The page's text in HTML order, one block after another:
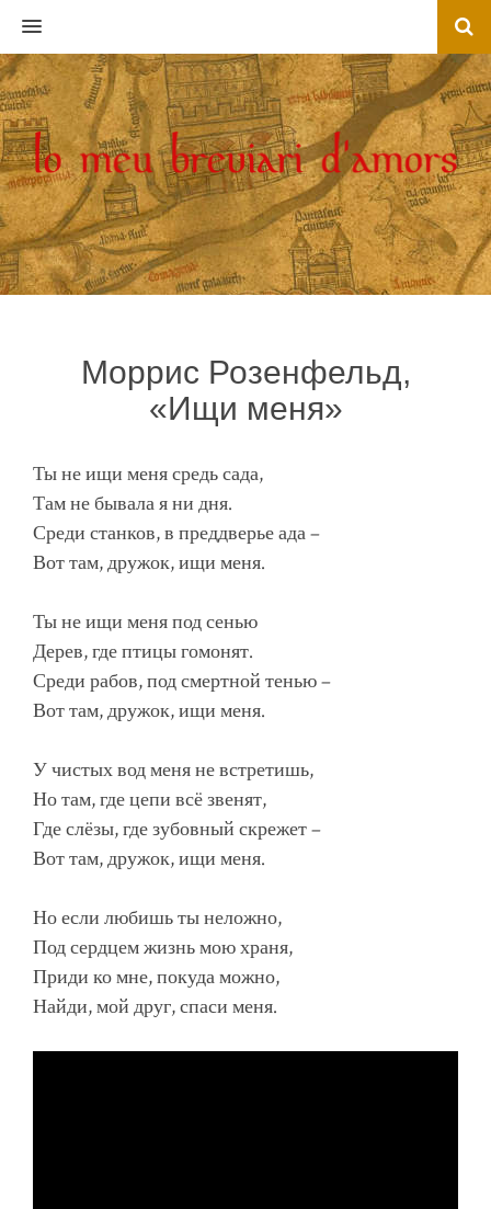
MENU
Моррис Розенфельд,
«Ищи меня»
Ты не ищи меня средь сада,
Там не бывала я ни дня.
Среди станков, в преддверье ада –
Вот там, дружок, ищи меня.
Ты не ищи меня под сенью
Дерев, где птицы гомонят.
Среди рабов, под смертной тенью –
Вот там, дружок, ищи меня.
У чистых вод меня не встретишь,
Но там, где цепи всё звенят,
Где слёзы, где зубовный скрежет –
Вот там, дружок, ищи меня.
Но если любишь ты неложно,
Под сердцем жизнь мою храня,
Приди ко мне, покуда можно,
Найди, мой друг, спаси меня.